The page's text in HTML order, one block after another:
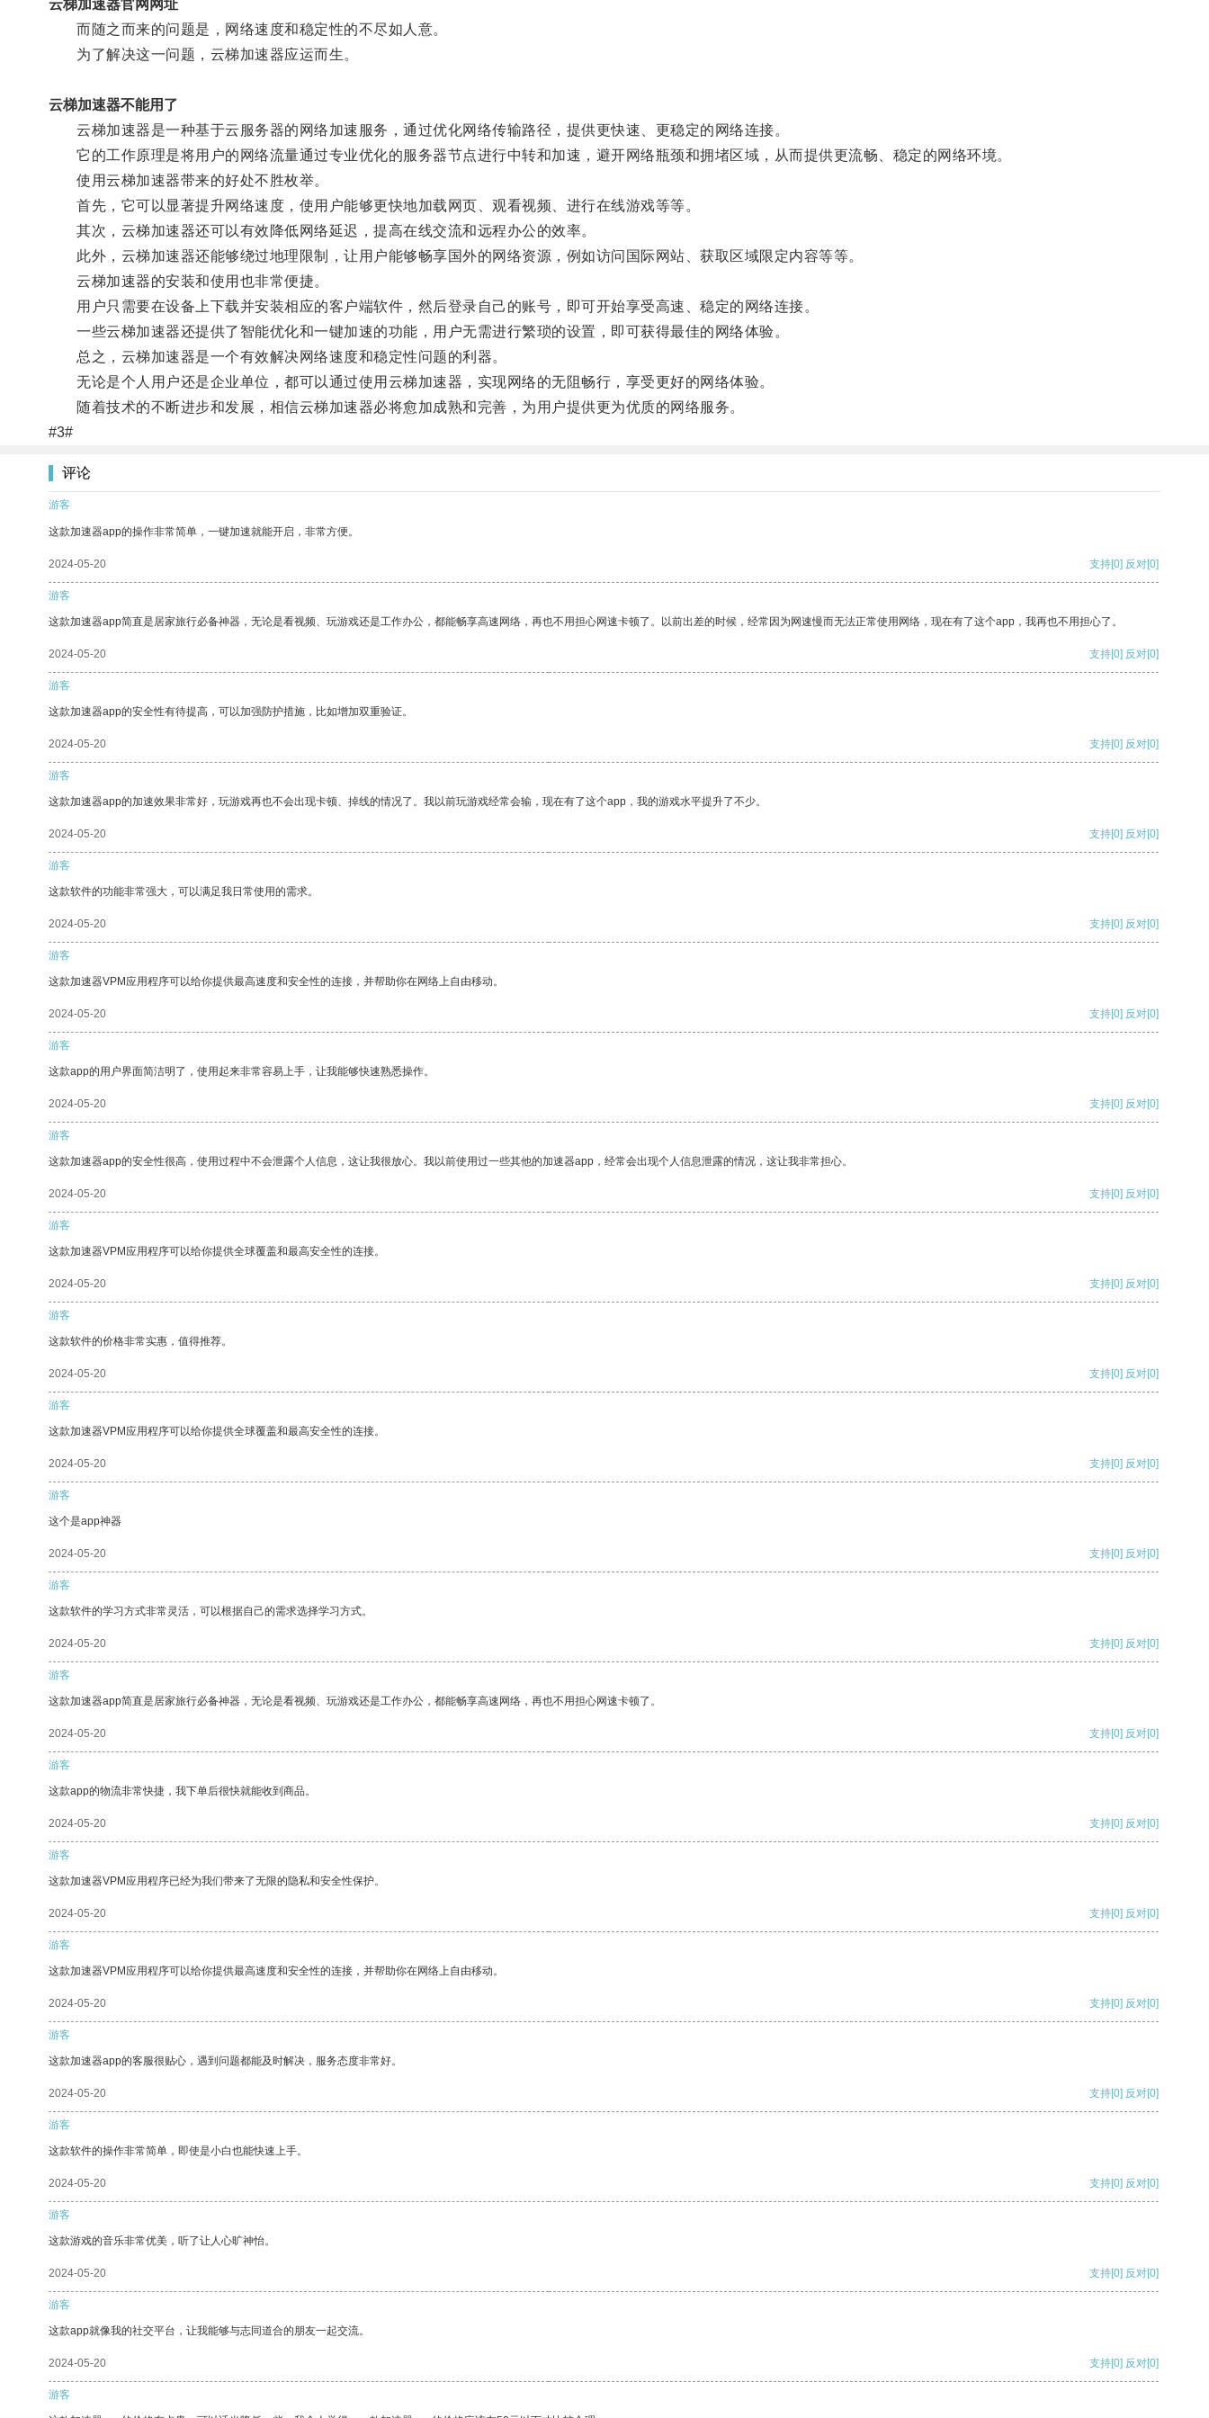
云梯加速器官网网址
而随之而来的问题是，网络速度和稳定性的不尽如人意。
为了解决这一问题，云梯加速器应运而生。
云梯加速器不能用了
云梯加速器是一种基于云服务器的网络加速服务，通过优化网络传输路径，提供更快速、更稳定的网络连接。
它的工作原理是将用户的网络流量通过专业优化的服务器节点进行中转和加速，避开网络瓶颈和拥堵区域，从而提供更流畅、稳定的网络环境。
使用云梯加速器带来的好处不胜枚举。
首先，它可以显著提升网络速度，使用户能够更快地加载网页、观看视频、进行在线游戏等等。
其次，云梯加速器还可以有效降低网络延迟，提高在线交流和远程办公的效率。
此外，云梯加速器还能够绕过地理限制，让用户能够畅享国外的网络资源，例如访问国际网站、获取区域限定内容等等。
云梯加速器的安装和使用也非常便捷。
用户只需要在设备上下载并安装相应的客户端软件，然后登录自己的账号，即可开始享受高速、稳定的网络连接。
一些云梯加速器还提供了智能优化和一键加速的功能，用户无需进行繁琐的设置，即可获得最佳的网络体验。
总之，云梯加速器是一个有效解决网络速度和稳定性问题的利器。
无论是个人用户还是企业单位，都可以通过使用云梯加速器，实现网络的无阻畅行，享受更好的网络体验。
随着技术的不断进步和发展，相信云梯加速器必将愈加成熟和完善，为用户提供更为优质的网络服务。
#3#
评论
游客
这款加速器app的操作非常简单，一键加速就能开启，非常方便。
2024-05-20 支持[0] 反对[0]
游客
这款加速器app简直是居家旅行必备神器，无论是看视频、玩游戏还是工作办公，都能畅享高速网络，再也不用担心网速卡顿了。以前出差的时候，经常因为网速慢而无法正常使用网络，现在有了这个app，我再也不用担心了。
2024-05-20 支持[0] 反对[0]
游客
这款加速器app的安全性有待提高，可以加强防护措施，比如增加双重验证。
2024-05-20 支持[0] 反对[0]
游客
这款加速器app的加速效果非常好，玩游戏再也不会出现卡顿、掉线的情况了。我以前玩游戏经常会输，现在有了这个app，我的游戏水平提升了不少。
2024-05-20 支持[0] 反对[0]
游客
这款软件的功能非常强大，可以满足我日常使用的需求。
2024-05-20 支持[0] 反对[0]
游客
这款加速器VPM应用程序可以给你提供最高速度和安全性的连接，并帮助你在网络上自由移动。
2024-05-20 支持[0] 反对[0]
游客
这款app的用户界面简洁明了，使用起来非常容易上手，让我能够快速熟悉操作。
2024-05-20 支持[0] 反对[0]
游客
这款加速器app的安全性很高，使用过程中不会泄露个人信息，这让我很放心。我以前使用过一些其他的加速器app，经常会出现个人信息泄露的情况，这让我非常担心。
2024-05-20 支持[0] 反对[0]
游客
这款加速器VPM应用程序可以给你提供全球覆盖和最高安全性的连接。
2024-05-20 支持[0] 反对[0]
游客
这款软件的价格非常实惠，值得推荐。
2024-05-20 支持[0] 反对[0]
游客
这款加速器VPM应用程序可以给你提供全球覆盖和最高安全性的连接。
2024-05-20 支持[0] 反对[0]
游客
这个是app神器
2024-05-20 支持[0] 反对[0]
游客
这款软件的学习方式非常灵活，可以根据自己的需求选择学习方式。
2024-05-20 支持[0] 反对[0]
游客
这款加速器app简直是居家旅行必备神器，无论是看视频、玩游戏还是工作办公，都能畅享高速网络，再也不用担心网速卡顿了。
2024-05-20 支持[0] 反对[0]
游客
这款app的物流非常快捷，我下单后很快就能收到商品。
2024-05-20 支持[0] 反对[0]
游客
这款加速器VPM应用程序已经为我们带来了无限的隐私和安全性保护。
2024-05-20 支持[0] 反对[0]
游客
这款加速器VPM应用程序可以给你提供最高速度和安全性的连接，并帮助你在网络上自由移动。
2024-05-20 支持[0] 反对[0]
游客
这款加速器app的客服很贴心，遇到问题都能及时解决，服务态度非常好。
2024-05-20 支持[0] 反对[0]
游客
这款软件的操作非常简单，即使是小白也能快速上手。
2024-05-20 支持[0] 反对[0]
游客
这款游戏的音乐非常优美，听了让人心旷神怡。
2024-05-20 支持[0] 反对[0]
游客
这款app就像我的社交平台，让我能够与志同道合的朋友一起交流。
2024-05-20 支持[0] 反对[0]
游客